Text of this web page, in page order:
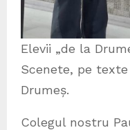
Elevii „de la
Scenete, pe
Drumeș.
Colegul nostru